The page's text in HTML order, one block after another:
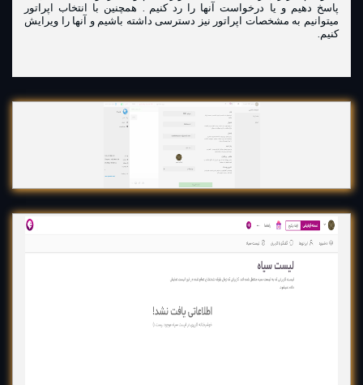
پاسخ دهیم و یا درخواست آنها را رد کنیم . همچنین با انتخاب اپراتور
میتوانیم به مشخصات اپراتور نیز دسترسی داشته باشیم و آنها را ویرایش
کنیم.